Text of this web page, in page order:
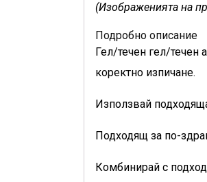
(Изображенията на
Подробно описание
Гел/течен гел/течен
коректно изпичане.
Използвай
Подходящ за по-
Комбинирай с